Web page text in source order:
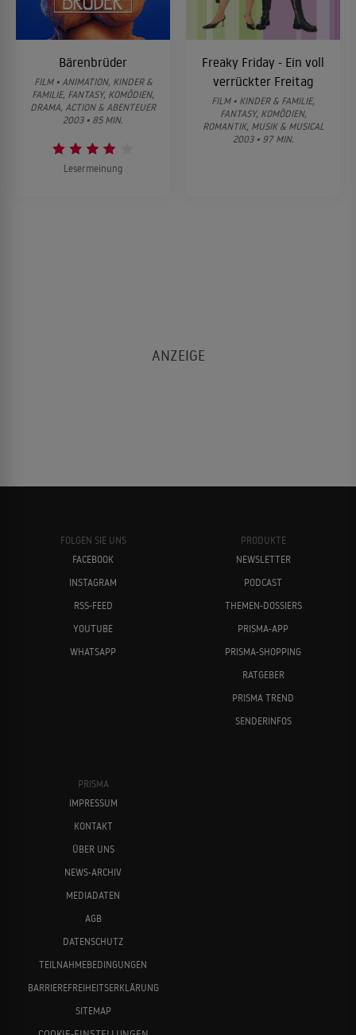
Bärenbrüder
FILM • ANIMATION, KINDER &
FAMILIE, FANTASY, KOMÖDIEN,
DRAMA, ACTION & ABENTEUER
2003 • 85 MIN.
Lesermeinung
Freaky Friday - Ein voll
verrückter Freitag
FILM • KINDER & FAMILIE,
FANTASY, KOMÖDIEN,
ROMANTIK, MUSIK & MUSICAL
2003 • 97 MIN.
FOLGEN SIE UNS
FACEBOOK
INSTAGRAM
RSS-FEED
YOUTUBE
WHATSAPP
PRODUKTE
NEWSLETTER
PODCAST
THEMEN-DOSSIERS
PRISMA-APP
PRISMA-SHOPPING
RATGEBER
PRISMA TREND
SENDERINFOS
PRISMA
IMPRESSUM
KONTAKT
ÜBER UNS
NEWS-ARCHIV
MEDIADATEN
AGB
DATENSCHUTZ
TEILNAHMEBEDINGUNGEN
BARRIEREFREIHEITSERKLÄRUNG
SITEMAP